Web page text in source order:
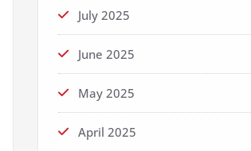
July 2025
June 2025
May 2025
April 2025